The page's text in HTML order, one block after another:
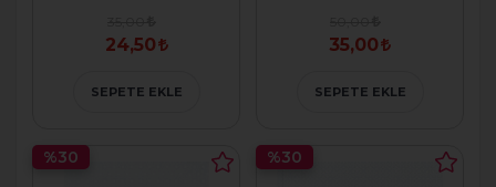
24,50
SEPETE EKLE
35,00
SEPETE EKLE
%30 %30